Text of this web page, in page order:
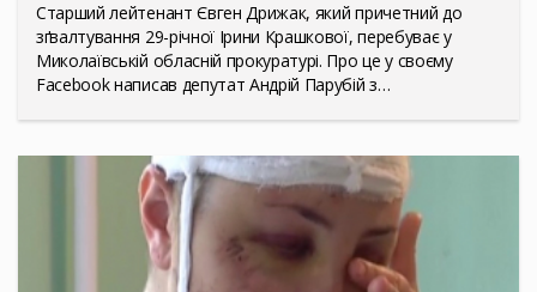
Старший лейтенант Євген Дрижак, який причетний до
зґвалтування 29-річної Ірини Крашкової, перебуває у
Миколаївській обласній прокуратурі. Про це у своєму
Facebook написав депутат Андрій Парубій з…